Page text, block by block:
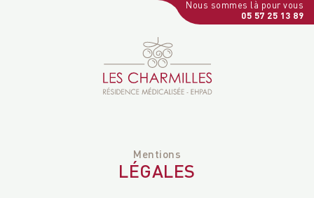
Nous sommes là pour vous
05 57 25 13 89
Mentions
LÉGALES